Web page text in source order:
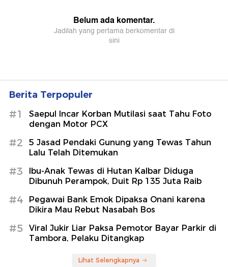
Berita Terpopuler
#1
Saepul Incar Korban Mutilasi saat Tahu Foto
dengan Motor PCX
#2
5 Jasad Pendaki Gunung yang Tewas Tahun
Lalu Telah Ditemukan
#3
Ibu-Anak Tewas di Hutan Kalbar Diduga
Dibunuh Perampok, Duit Rp 135 Juta Raib
#4
Pegawai Bank Emok Dipaksa Onani karena
Dikira Mau Rebut Nasabah Bos
#5
Viral Jukir Liar Paksa Pemotor Bayar Parkir di
Tambora, Pelaku Ditangkap
Lihat Selengkapnya